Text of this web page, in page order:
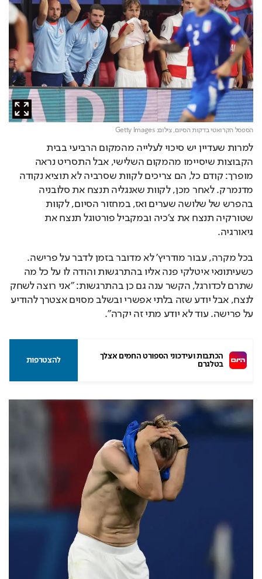
הספסל הקרואטי בדקות הסיום,צילום: Getty Images
למרות שעדיין יש סיכוי לעלייה מהמקום הרביעי בבית
הקבוצות שיסיימו מהמקום השלישי, אבל התסריט נראה
מופרך: קודם כל, הם צריכים לקוות שסרביה לא תוציא נקודה
מדנמרק. לאחר מכן, לקוות שאנגליה תנצח את סלובניה
בהפרש של שלושה שערים ואז, במחזור הסיום, לקוות
שטורקיה תנצח את צ'כיה ובמקביל פורטוגל תנצח את
גיאורגיה.
בכל מקרה, עבור מודריץ' לא מדובר בזמן לדבר על פרישה.
כשעיתונאי איטלקי פנה אליו בהתרגשות והודה לו על כל מה
שתרם לכדורגל, הקשר ענה גם כן בהתרגשות: "אני רוצה לשחק
לנצח, אבל יודע שזה בלתי אפשרי ובשלב מסוים אצטרך להודיע
על פרישה. עוד לא יודע מתי זה יקרה".
הכתבות ועידכוני הספורט החמים אצלך
בטלגרם
להצטרפות